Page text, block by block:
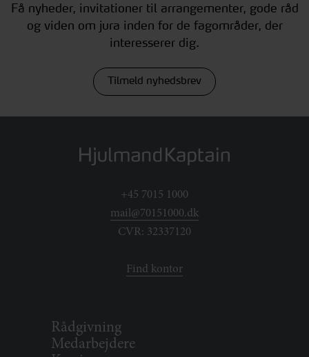
Få nyheder, invitationer til arrangementer, gode råd
og viden om jura inden for de fagområder, der
interesserer dig.
Tilmeld nyhedsbrev
+45 7015 1000
mail@70151000.dk
CVR: 32337120
Find kontor
Rådgivning
Medarbejdere